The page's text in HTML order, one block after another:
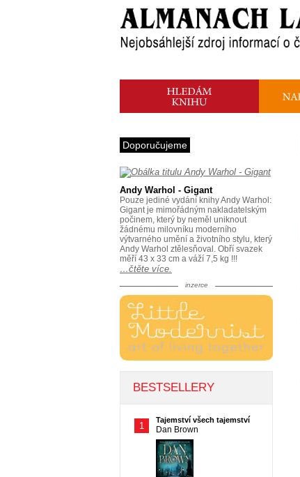
Doporučujeme
Andy Warhol - Gigant
Pouze jediné vydání knihy Andy Warhol:
Gigant je mimořádným nakladatelským
počinem, který by neměl uniknout
žádnému milovníku moderního
výtvarného umění a životního stylu, který
Andy Warhol ztělesňoval. Obří svazek
měří 43 x 33 cm a váží 7,5 kg !!!
…čtěte více.
inzerce